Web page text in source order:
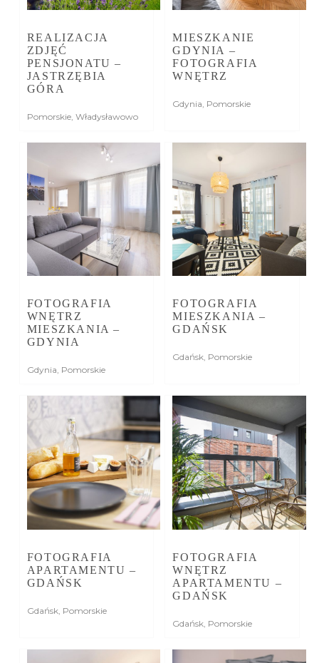
REALIZACJA
ZDJĘĆ
PENSJONATU –
JASTRZĘBIA
GÓRA
Pomorskie, Władysławowo
MIESZKANIE
GDYNIA –
FOTOGRAFIA
WNĘTRZ
Gdynia Pomorskie
FOTOGRAFIA
WNĘTRZ
MIESZKANIA –
GDYNIA
Gdynia, Pomorskie
FOTOGRAFIA
MIESZKANIA –
GDAŃSK
Gdańsk, Pomorskie
FOTOGRAFIA
APARTAMENTU –
GDAŃSK
Gdańsk, Pomorskie
FOTOGRAFIA
WNĘTRZ
APARTAMENTU –
GDAŃSK
Gdańsk, Pomorskie